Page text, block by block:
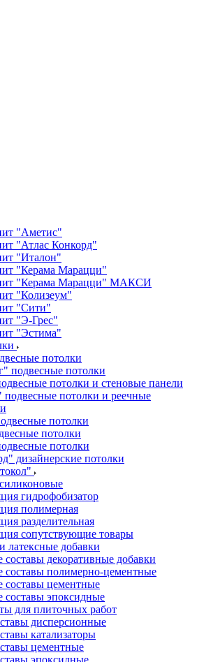
"Аметис"
"Атлас Конкорд"
"Италон"
"Керама Марацци"
"Керама Марацци" МАКСИ
"Колизеум"
"Сити"
"Э-Грес"
"Эстима"
потолки
подвесные потолки
потолки и стеновые панели
потолки и реечные
потолки
потолки
потолки
дизайнерские потолки
гидрофобизатор
полимерная
разделительная
сопутствующие товары
латексные добавки
составы декоративные добавки
составы полимерно-цементные
составы цементные
составы эпоксидные
для плиточных работ
дисперсионные
катализаторы
цементные
эпоксидные